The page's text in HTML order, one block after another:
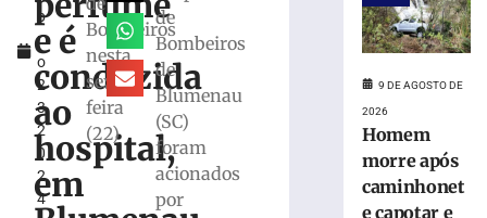
b
r
o
2
3,
2
0
2
4
e é
conduzida
ao
hospital,
em
Bombeiros
nesta
sexta-
feira
(22)
de
Bombeiros
de
Blumenau
(SC)
foram
acionados
por
curso
d’água
Joaquim
9 DE AGOSTO DE
2026
Homem
morre após
caminhonet
e capotar e